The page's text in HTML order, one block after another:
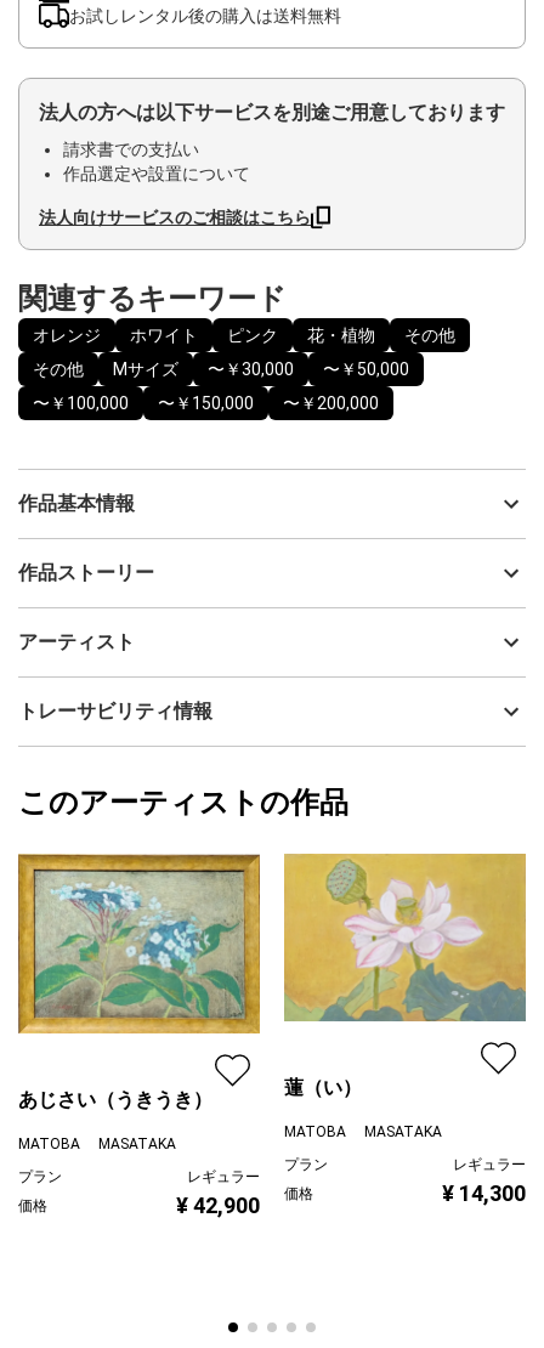
お試しレンタル後の購入は送料無料
法人の方へは以下サービスを別途ご用意しております
請求書での支払い
作品選定や設置について
法人向けサービスのご相談はこちら
関連するキーワード
オレンジ ホワイト ピンク 花・植物
その他
その他
Mサイズ 〜￥30,000
〜￥50,000
〜￥100,000
〜￥150,000 〜￥200,000
作品基本情報
出品者
制作年
技法
その他
カラー
オレンジ
ピンク
ジャンル
花・植物
配送目安
二週間以内
作品ストーリー
ました。その絵を元に描きました。今は、その老桜はみられませ
アーティスト
MATOBA MASATAKA
フォローする
トレーサビリティ情報
MATOBA MASATAKA
このアーティストの作品
あじさい（うきうき）
MATOBA MASATAKA
プラン
レギュラー
価格
¥ 42,900
蓮（い）
MATOBA MASATAKA
プラン
レギュラー
価格
¥ 14,300